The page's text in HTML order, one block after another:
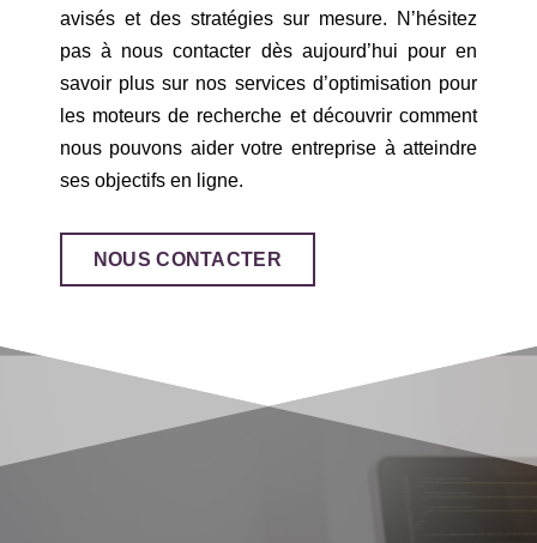
avisés et des stratégies sur mesure. N’hésitez
pas à nous contacter dès aujourd’hui pour en
savoir plus sur nos services d’optimisation pour
les moteurs de recherche et découvrir comment
nous pouvons aider votre entreprise à atteindre
ses objectifs en ligne.
NOUS CONTACTER